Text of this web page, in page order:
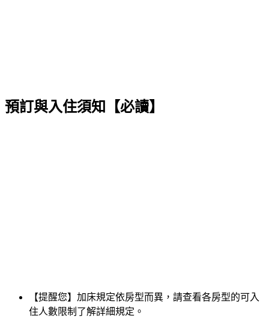
預訂與入住須知【必讀】
【提醒您】加床規定依房型而異，請查看各房型的可入
住人數限制了解詳細規定。